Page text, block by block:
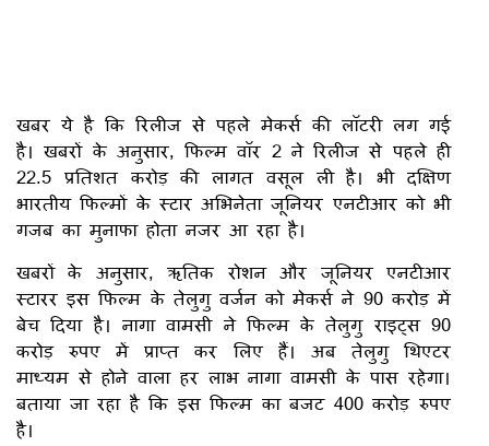
खबर ये है कि रिलीज से पहले मेकर्स की लॉटरी लग गई
है। खबरों के अनुसार, फिल्म वॉर 2 ने रिलीज से पहले ही
22.5 प्रतिशत करोड़ की लागत वसूल ली है। भी दक्षिण
भारतीय फिल्मों के स्टार अभिनेता जूनियर एनटीआर को भी
गजब का मुनाफा होता नजर आ रहा है।
खबरों के अनुसार, ऋतिक रोशन और जूनियर एनटीआर
स्टारर इस फिल्म के तेलुगु वर्जन को मेकर्स ने 90 करोड़ में
बेच दिया है। नागा वामसी ने फिल्म के तेलुगु राइट्स 90
करोड़ रुपए में प्राप्त कर लिए हैं। अब तेलुगु थिएटर
माध्यम से होने वाला हर लाभ नागा वामसी के पास रहेगा।
बताया जा रहा है कि इस फिल्म का बजट 400 करोड़ रुपए
है।